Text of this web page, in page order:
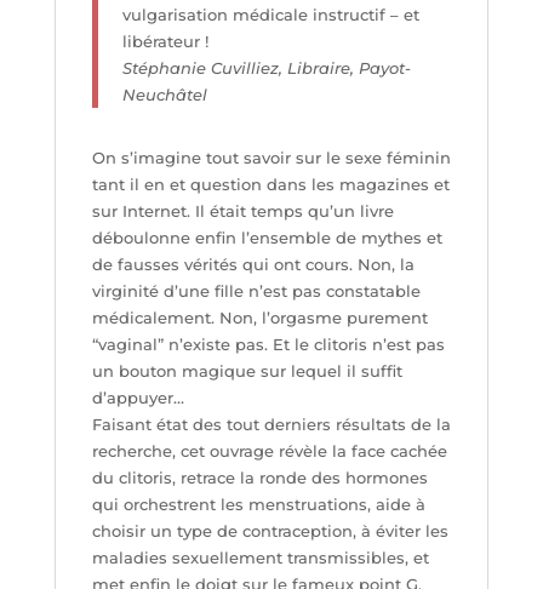
vulgarisation médicale instructif – et
libérateur !
Stéphanie Cuvilliez, Libraire, Payot-
Neuchâtel
On s’imagine tout savoir sur le sexe féminin
tant il en et question dans les magazines et
sur Internet. Il était temps qu’un livre
déboulonne enfin l’ensemble de mythes et
de fausses vérités qui ont cours. Non, la
virginité d’une fille n’est pas constatable
médicalement. Non, l’orgasme purement
“vaginal” n’existe pas. Et le clitoris n’est pas
un bouton magique sur lequel il suffit
d’appuyer…
Faisant état des tout derniers résultats de la
recherche, cet ouvrage révèle la face cachée
du clitoris, retrace la ronde des hormones
qui orchestrent les menstruations, aide à
choisir un type de contraception, à éviter les
maladies sexuellement transmissibles, et
met enfin le doigt sur le fameux point G.